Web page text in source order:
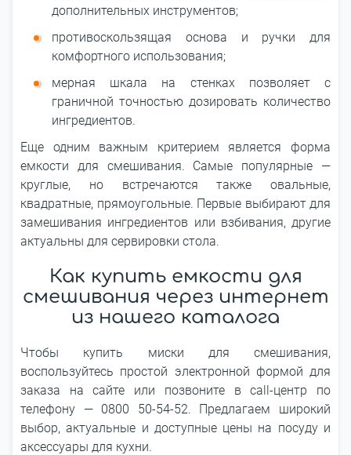
дополнительных инструментов;
противоскользящая основа и ручки для
комфортного использования;
мерная шкала на стенках позволяет с
граничной точностью дозировать количество
ингредиентов.
Еще одним важным критерием является форма
емкости для смешивания. Самые популярные —
круглые, но встречаются также овальные,
квадратные, прямоугольные. Первые выбирают для
замешивания ингредиентов или взбивания, другие
актуальны для сервировки стола.
Как купить емкости для
смешивания через интернет
из нашего каталога
Чтобы купить миски для смешивания,
воспользуйтесь простой электронной формой для
заказа на сайте или позвоните в call-центр по
телефону — 0800 50-54-52. Предлагаем широкий
выбор, актуальные и доступные цены на посуду и
аксессуары для кухни.